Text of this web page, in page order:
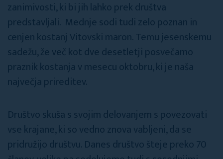
zanimivosti, ki bi jih lahko prek društva
predstavljali. Mednje sodi tudi zelo poznan in
cenjen kostanj Vitovski maron. Temu jesenskemu
sadežu, že več kot dve desetletji posvečamo
praznik kostanja v mesecu oktobru, ki je naša
največja prireditev.
Društvo skuša s svojim delovanjem s povezovati
vse krajane, ki so vedno znova vabljeni, da se
pridružijo društvu. Danes društvo šteje preko 70